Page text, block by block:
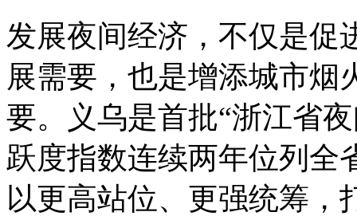
发展夜间经济，不仅是促
展需要，也是增添城市烟
要。义乌是首批“浙江省
跃度指数连续两年位列全
以更高站位、更强统筹，